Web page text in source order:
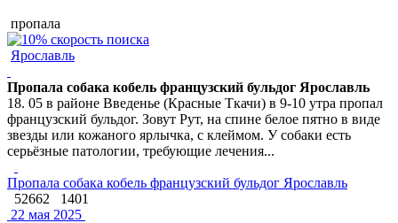
пропала
Ярославль
Пропала собака кобель французский бульдог Ярославль
18. 05 в районе Введенье (Красные Ткачи) в 9-10 утра пропал
французский бульдог. Зовут Рут, на спине белое пятно в виде
звезды или кожаного ярлычка, с клеймом. У собаки есть
серьёзные патологии, требующие лечения...
Пропала собака кобель французский бульдог Ярославль
52662
1401
22 мая 2025